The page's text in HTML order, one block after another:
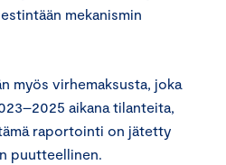
mekanismin
myös virhemaksusta, joka
aikana tilanteita,
raportointi on jätetty
puutteellinen.